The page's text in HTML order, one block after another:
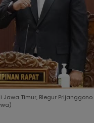
Jawa Timur, Blegur Prijanggono.